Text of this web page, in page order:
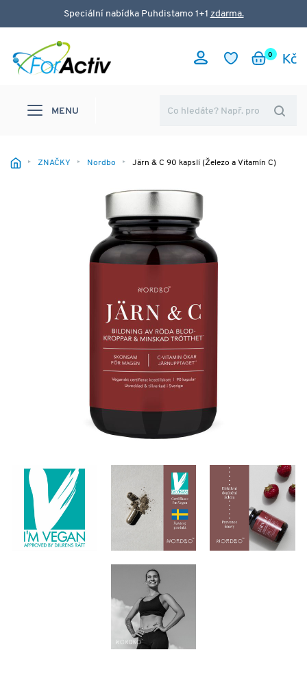
Speciální nabídka Puhdistamo 1+1 zdarma.
0
MENU
ZNAČKY Nordbo Järn & C 90 kapslí (Železo a Vitamín C)